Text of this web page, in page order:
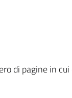
di pagine in